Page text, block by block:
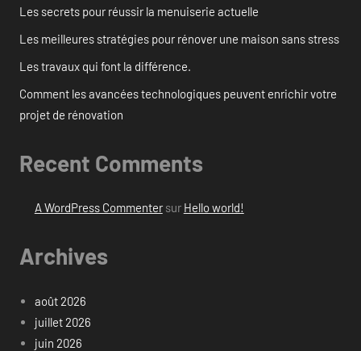
Les secrets pour réussir la menuiserie actuelle
Les meilleures stratégies pour rénover une maison sans stress
Les travaux qui font la différence.
Comment les avancées technologiques peuvent enrichir votre
projet de rénovation
Recent Comments
A WordPress Commentersur Hello world!
Archives
août 2026
juillet 2026
juin 2026